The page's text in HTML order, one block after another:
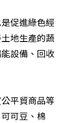
促進綠色經
地生產的蔬
設備、回收
平貿商品等
可豆、棉